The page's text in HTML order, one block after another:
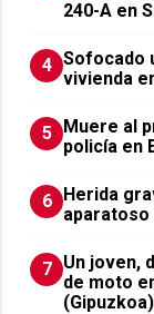
240-A en
4 Sofocado
vivienda
5 Muere al
policía en
6 Herida
aparatoso
7 Un joven,
de moto
(Gipuzkoa)